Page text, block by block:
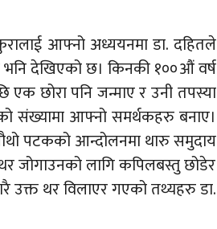
आफ्नो अध्ययनमा डा. दहितले
भनि देखिएको छ। किनकी १००औं वर्ष
एक छोरा पनि जन्माए र उनी तपस्या
संख्यामा आफ्नो समर्थकहरु बनाए।
पटकको आन्दोलनमा थारु समुदाय
जोगाउनको लागि कपिलबस्तु छोडेर
उक्त थर विलाएर गएको तथ्यहरु डा.